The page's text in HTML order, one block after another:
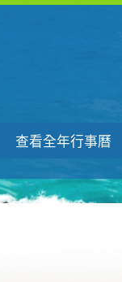
查看全年行事曆